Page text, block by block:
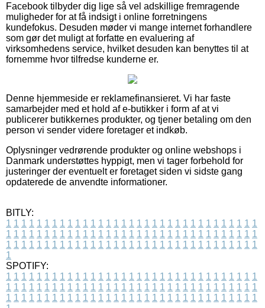
Facebook tilbyder dig lige så vel adskillige fremragende
muligheder for at få indsigt i online forretningens
kundefokus. Desuden møder vi mange internet forhandlere
som gør det muligt at forfatte en evaluering af
virksomhedens service, hvilket desuden kan benyttes til at
fornemme hvor tilfredse kunderne er.
Denne hjemmeside er reklamefinansieret. Vi har faste
samarbejder med et hold af e-butikker i form af at vi
publicerer butikkernes produkter, og tjener betaling om den
person vi sender videre foretager et indkøb.
Oplysninger vedrørende produkter og online webshops i
Danmark understøttes hyppigt, men vi tager forbehold for
justeringer der eventuelt er foretaget siden vi sidste gang
opdaterede de anvendte informationer.
BITLY:
1 1 1 1 1 1 1 1 1 1 1 1 1 1 1 1 1 1 1 1 1 1 1 1 1 1 1 1 1 1 1 1 1
1 1 1 1 1 1 1 1 1 1 1 1 1 1 1 1 1 1 1 1 1 1 1 1 1 1 1 1 1 1 1 1 1
1 1 1 1 1 1 1 1 1 1 1 1 1 1 1 1 1 1 1 1 1 1 1 1 1 1 1 1 1 1 1 1 1
1
SPOTIFY:
1 1 1 1 1 1 1 1 1 1 1 1 1 1 1 1 1 1 1 1 1 1 1 1 1 1 1 1 1 1 1 1 1
1 1 1 1 1 1 1 1 1 1 1 1 1 1 1 1 1 1 1 1 1 1 1 1 1 1 1 1 1 1 1 1 1
1 1 1 1 1 1 1 1 1 1 1 1 1 1 1 1 1 1 1 1 1 1 1 1 1 1 1 1 1 1 1 1 1